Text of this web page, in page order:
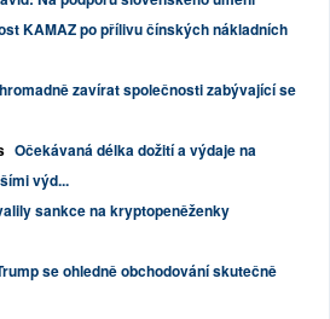
KAMAZ po přílivu čínských nákladních
zavírat společnosti zabývající se
Očekávaná délka dožití a výdaje na
výd...
sankce na kryptopeněženky
se ohledně obchodování skutečně